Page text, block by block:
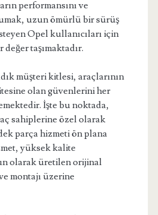
performansını ve
uzun ömürlü bir sürüş
Opel kullanıcıları için
taşımaktadır.
müşteri kitlesi, araçlarının
olan güvenlerini her
İşte bu noktada,
sahiplerine özel olarak
parça hizmeti ön plana
yüksek kalite
olarak üretilen orijinal
montajı üzerine